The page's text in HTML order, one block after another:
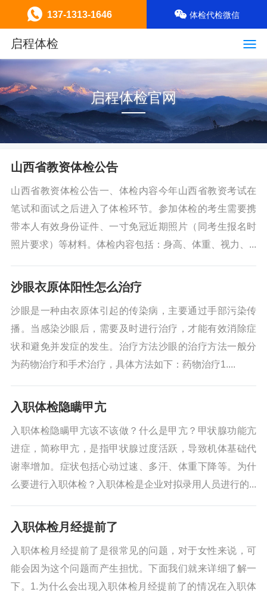
启程体检
启程体检官网
山西省教资体检公告
山西省教资体检公告一、体检内容今年山西省教资考试在
笔试和面试之后进入了体检环节。参加体检的考生需要携
带本人有效身份证件、一寸免冠近期照片（同考生报名时
照片要求）等材料。体检内容包括：身高、体重、视力、...
沙眼衣原体阳性怎么治疗
沙眼是一种由衣原体引起的传染病，主要通过手部污染传
播。当感染沙眼后，需要及时进行治疗，才能有效消除症
状和避免并发症的发生。治疗方法沙眼的治疗方法一般分
为药物治疗和手术治疗，具体方法如下：药物治疗1....
入职体检隐瞒甲亢
入职体检隐瞒甲亢该不该做？什么是甲亢？甲状腺功能亢
进症，简称甲亢，是指甲状腺过度活跃，导致机体基础代
谢率增加。症状包括心动过速、多汗、体重下降等。为什
么要进行入职体检？入职体检是企业对拟录用人员进行的...
入职体检月经提前了
入职体检月经提前了是很常见的问题，对于女性来说，可
能会因为这个问题而产生担忧。下面我们就来详细了解一
下。1.为什么会出现入职体检月经提前了的情况在入职体
137-1313-1646 体检代检微信